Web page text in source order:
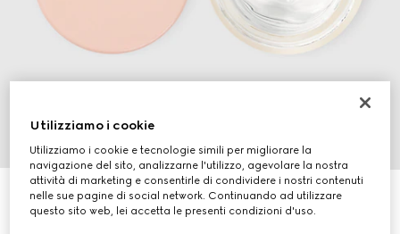
Gel illuminante viso Éclat De Beauté Effet Lumière
Utilizziamo i cookie
Utilizziamo i cookie e tecnologie simili per migliorare la
navigazione del sito, analizzarne l'utilizzo, agevolare la nostra
attività di marketing e consentirle di condividere i nostri contenuti
nelle sue pagine di social network. Continuando ad utilizzare
questo sito web, lei accetta le presenti condizioni d'uso.